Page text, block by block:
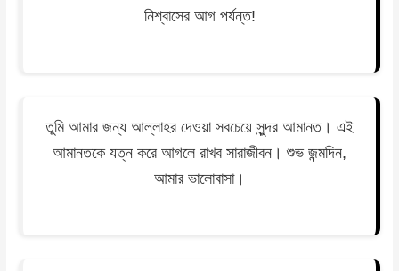
নিশ্বাসের আগ পর্যন্ত!
তুমি আমার জন্য আল্লাহর দেওয়া সবচেয়ে সুন্দর আমানত। এই
আমানতকে যত্ন করে আগলে রাখব সারাজীবন। শুভ জন্মদিন,
আমার ভালোবাসা।